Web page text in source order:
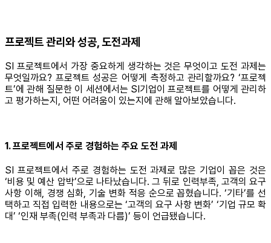
프로젝트 관리와 성공, 도전과제
SI 프로젝트에서 가장 중요하게 생각하는 것은 무엇이고 도전 과제는
무엇일까요? 프로젝트 성공은 어떻게 측정하고 관리할까요? ‘프로젝
트’에 관해 질문한 이 세션에서는 SI기업이 프로젝트를 어떻게 관리하
고 평가하는지, 어떤 어려움이 있는지에 관해 알아보았습니다.
1. 프로젝트에서 주로 경험하는 주요 도전 과제
SI 프로젝트에서 주로 경험하는 도전 과제로 많은 기업이 꼽은 것은
‘비용 및 예산 압박’으로 나타났습니다. 그 뒤로 인력부족, 고객의 요구
사항 이해, 경쟁 심화, 기술 변화 적응 순으로 꼽혔습니다. ‘기타’를 선
택하고 직접 입력한 내용으로는 ‘고객의 요구 사항 변화’ ‘기업 규모 확
대’ ‘인재 부족(인력 부족과 다름)’ 등이 언급됐습니다.